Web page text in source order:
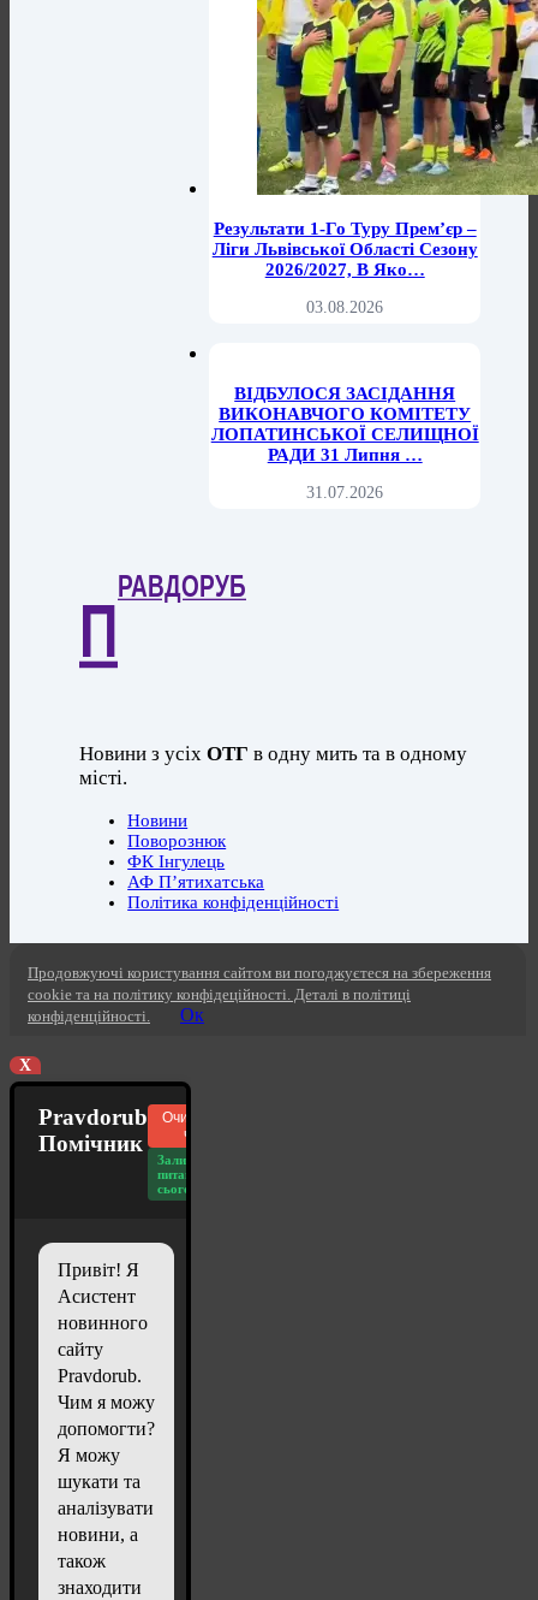
Результати 1-Го Туру Прем’єр –
Ліги Львівської Області Сезону
2026/2027, В Яко…
03.08.2026
ВІДБУЛОСЯ ЗАСІДАННЯ
ВИКОНАВЧОГО КОМІТЕТУ
ЛОПАТИНСЬКОЇ СЕЛИЩНОЇ
РАДИ 31 Липня …
31.07.2026
П
РАВДОРУБ
Новини з усіхОТГ в одну мить та в одному
місті.
Новини
Поворознюк
ФК Інгулець
АФ П’ятихатська
Політика конфіденційності
Продовжуючі користування сайтом ви погоджуєтеся на збереження
cookie та на політику конфідеційності. Деталі в політиці
конфіденційності.
Ок
X
Pravdorub
Помічник
Очистити
чат
Залишилось
питань
сьогодні: 20
Привіт! Я
Асистент
новинного
сайту
Pravdorub.
Чим я можу
допомогти?
Я можу
шукати та
аналізувати
новини, а
також
знаходити